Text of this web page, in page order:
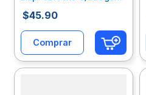
$45.90
Comprar